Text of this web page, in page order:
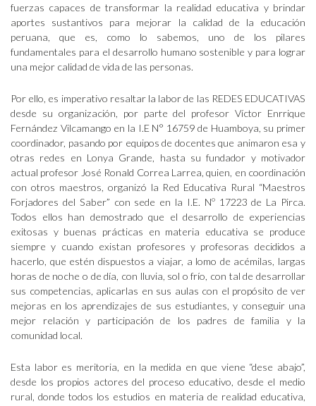
fuerzas capaces de transformar la realidad educativa y brindar
aportes sustantivos para mejorar la calidad de la educación
peruana, que es, como lo sabemos, uno de los pilares
fundamentales para el desarrollo humano sostenible y para lograr
una mejor calidad de vida de las personas.
Por ello, es imperativo resaltar la labor de las REDES EDUCATIVAS
desde su organización, por parte del profesor Víctor Enrrique
Fernández Vilcamango en la I.E N° 16759 de Huamboya, su primer
coordinador, pasando por equipos de docentes que animaron esa y
otras redes en Lonya Grande, hasta su fundador y motivador
actual profesor José Ronald Correa Larrea, quien, en coordinación
con otros maestros, organizó la Red Educativa Rural “Maestros
Forjadores del Saber” con sede en la I.E. Nº 17223 de La Pirca.
Todos ellos han demostrado que el desarrollo de experiencias
exitosas y buenas prácticas en materia educativa se produce
siempre y cuando existan profesores y profesoras decididos a
hacerlo, que estén dispuestos a viajar, a lomo de acémilas, largas
horas de noche o de día, con lluvia, sol o frío, con tal de desarrollar
sus competencias, aplicarlas en sus aulas con el propósito de ver
mejoras en los aprendizajes de sus estudiantes, y conseguir una
mejor relación y participación de los padres de familia y la
comunidad local.
Esta labor es meritoria, en la medida en que viene “dese abajo”,
desde los propios actores del proceso educativo, desde el medio
rural, donde todos los estudios en materia de realidad educativa,